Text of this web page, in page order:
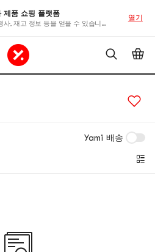
제품 쇼핑 플랫폼
앱을 사용하면 더 많은 할인 행사, 재고 정보 등을 얻을 수 있습니다
열기
Yami 배송